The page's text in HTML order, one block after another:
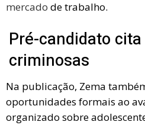
mercado de trabalho.
Pré-candidato
criminosas
Na publicação, Zema
oportunidades formais ao
organizado sobre